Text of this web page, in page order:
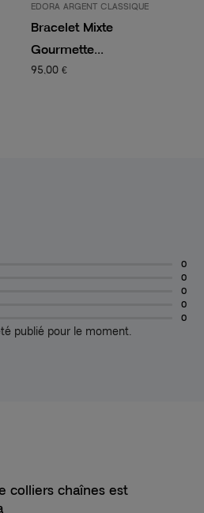
PANDORA
Charm Femme
CLIP...
14,50 €
0
0
0
0
0
publié pour le moment.
colliers chaînes est